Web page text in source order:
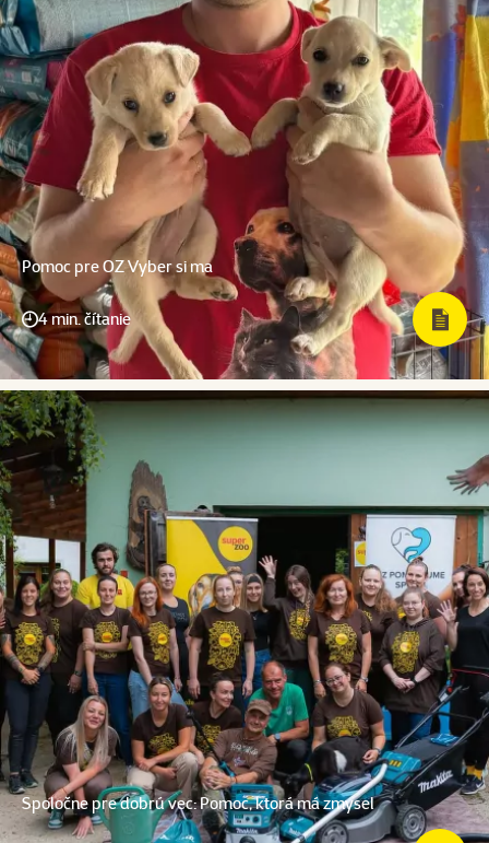
Pomoc pre OZ Vyber si ma
4 min. čítanie
Spoločne pre dobrú vec: Pomoc, ktorá má zmysel